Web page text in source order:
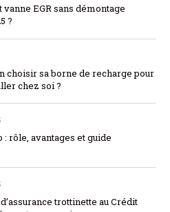
vanne EGR sans démontage
?
choisir sa borne de recharge pour
chez soi ?
rôle, avantages et guide
trottinette au Crédit